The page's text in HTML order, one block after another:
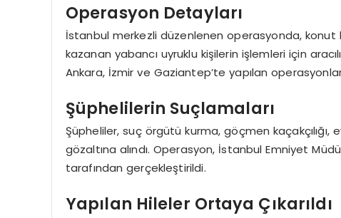
Operasyon Detayları
İstanbul merkezli düzenlenen operasyonda, konut
kazanan yabancı uyruklu kişilerin işlemleri için
Ankara, İzmir ve Gaziantep’te yapılan
Şüphelilerin Suçlamaları
Şüpheliler, suç örgütü kurma, göçmen kaçakçılığı,
gözaltına alındı. Operasyon, İstanbul Emniyet
tarafından gerçekleştirildi.
Yapılan Hileler Ortaya Çıkarıldı